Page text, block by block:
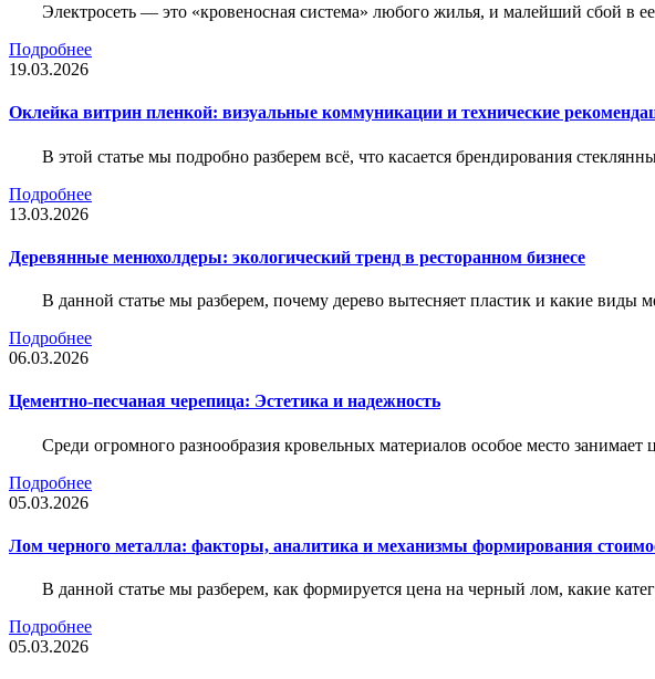
Электросеть — это «кровеносная система» любого жилья, и малейший сбой в
Подробнее
19.03.2026
Оклейка витрин пленкой: визуальные коммуникации и технические
В этой статье мы подробно разберем всё, что касается брендирования
Подробнее
13.03.2026
Деревянные менюхолдеры: экологический тренд в ресторанном бизнесе
В данной статье мы разберем, почему дерево вытесняет пластик и какие виды
Подробнее
06.03.2026
Цементно-песчаная черепица: Эстетика и надежность
Среди огромного разнообразия кровельных материалов особое место занимает
Подробнее
05.03.2026
Лом черного металла: факторы, аналитика и механизмы формирования
В данной статье мы разберем, как формируется цена на черный лом, какие
Подробнее
05.03.2026